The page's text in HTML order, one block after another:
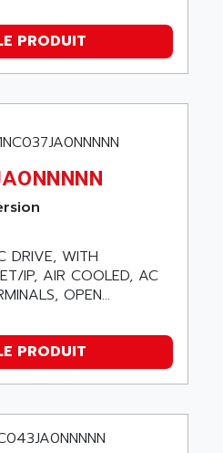
PRODUIT
DRIVE, WITH
IP, AIR COOLED, AC
OPEN...
PRODUIT